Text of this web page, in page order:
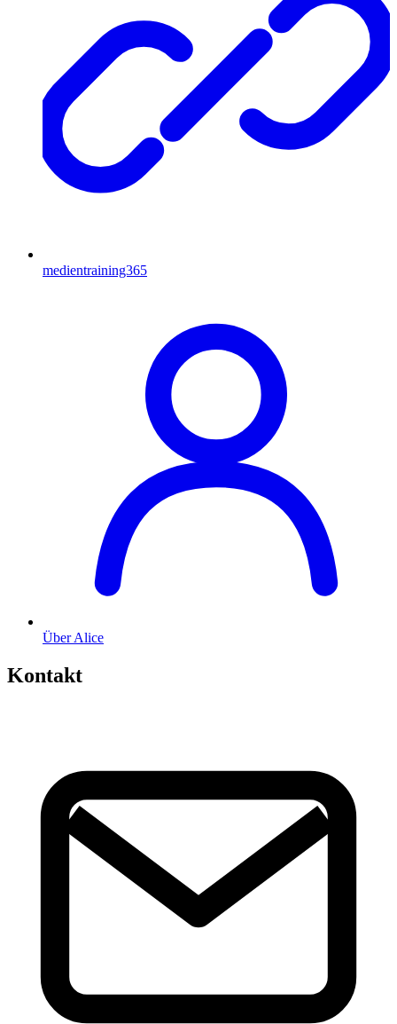
medientraining365
Über Alice
Kontakt